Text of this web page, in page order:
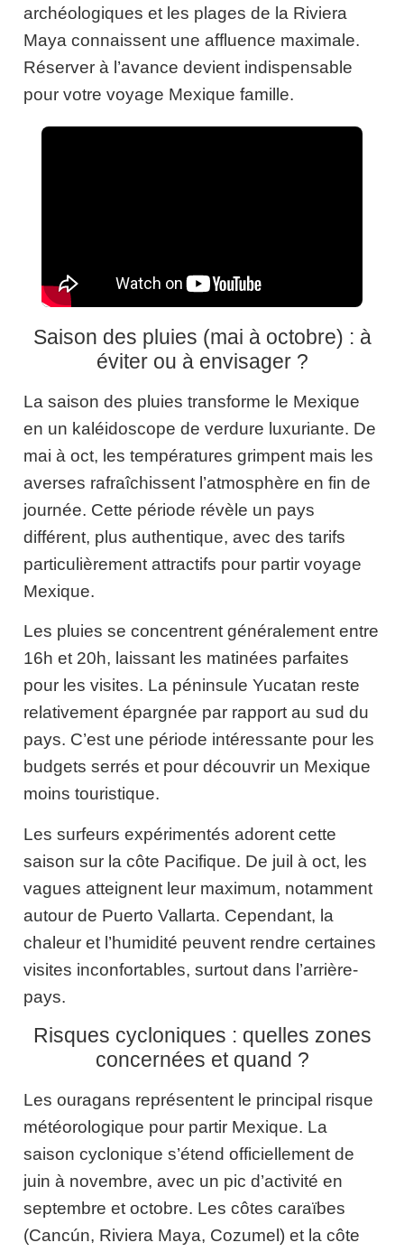
archéologiques et les plages de la Riviera
Maya connaissent une affluence maximale.
Réserver à l’avance devient indispensable
pour votre voyage Mexique famille.
Saison des pluies (mai à octobre) : à
éviter ou à envisager ?
La saison des pluies transforme le Mexique
en un kaléidoscope de verdure luxuriante. De
mai à oct, les températures grimpent mais les
averses rafraîchissent l’atmosphère en fin de
journée. Cette période révèle un pays
différent, plus authentique, avec des tarifs
particulièrement attractifs pour partir voyage
Mexique.
Les pluies se concentrent généralement entre
16h et 20h, laissant les matinées parfaites
pour les visites. La péninsule Yucatan reste
relativement épargnée par rapport au sud du
pays. C’est une période intéressante pour les
budgets serrés et pour découvrir un Mexique
moins touristique.
Les surfeurs expérimentés adorent cette
saison sur la côte Pacifique. De juil à oct, les
vagues atteignent leur maximum, notamment
autour de Puerto Vallarta. Cependant, la
chaleur et l’humidité peuvent rendre certaines
visites inconfortables, surtout dans l’arrière-
pays.
Risques cycloniques : quelles zones
concernées et quand ?
Les ouragans représentent le principal risque
météorologique pour partir Mexique. La
saison cyclonique s’étend officiellement de
juin à novembre, avec un pic d’activité en
septembre et octobre. Les côtes caraïbes
(Cancún, Riviera Maya, Cozumel) et la côte